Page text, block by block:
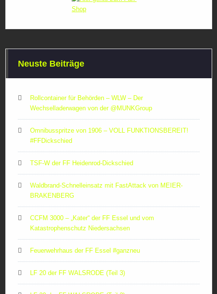
Neuste Beiträge
Rollcontainer für Behörden – WLW – Der
Wechselladerwagen von der ‪@MUNKGroup‬
Omnibusspritze von 1906 – VOLL FUNKTIONSBEREIT!
#FFDickschied
TSF-W der FF Heidenrod-Dickschied
Waldbrand-Schnelleinsatz mit FastAttack von MEIER-
BRAKENBERG
CCFM 3000 – „Kater“ der FF Essel und vom
Katastrophenschutz Niedersachsen
Feuerwehrhaus der FF Essel #ganzneu
LF 20 der FF WALSRODE (Teil 3)